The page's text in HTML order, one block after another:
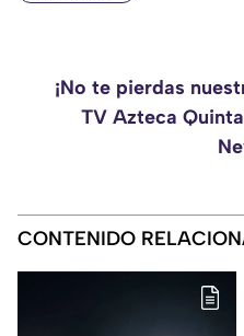
¡No te pierdas
TV Azteca
CONTENIDO